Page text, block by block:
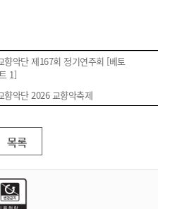
향악단 제167회 정기연주회 [베토
1]
향악단 2026 교향악축제
목록